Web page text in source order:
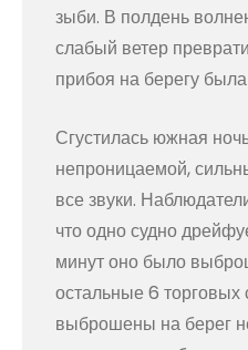
зыби. В полдень
слабый ветер
прибоя на берегу
Сгустилась южная
непроницаемой,
все звуки.
что одно судно
минут оно было
остальные 6 торговых
выброшены на берег